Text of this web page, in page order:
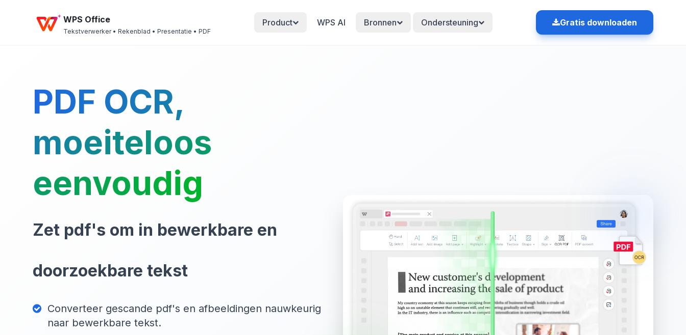
WPS Office
Tekstverwerker • Rekenblad • Presentatie • PDF
Product WPS AI Bronnen Ondersteuning Gratis downloaden
PDF OCR,
moeiteloos
eenvoudig
Zet pdf's om in bewerkbare en
doorzoekbare tekst
Converteer gescande pdf's en afbeeldingen nauwkeurig
naar bewerkbare tekst.